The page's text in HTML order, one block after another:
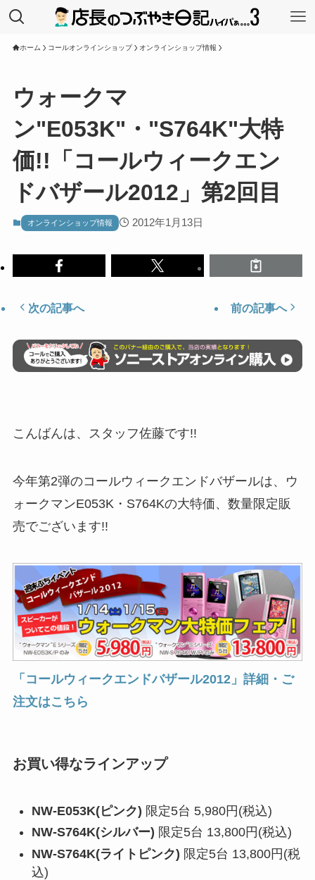
ホーム コールオンラインショップ オンラインショップ情報
ウォークマ
ン"E053K"・"S764K"大特
価!!「コールウィークエン
ドバザール2012」第2回目
オンラインショップ情報 2012年1月13日
次の記事へ 前の記事へ
こんばんは、スタッフ佐藤です!!
今年第2弾のコールウィークエンドバザールは、ウ
ォークマンE053K・S764Kの大特価、数量限定販
売でございます!!
「コールウィークエンドバザール2012」詳細・ご
注文はこちら
お買い得なラインアップ
NW-E053K(ピンク) 限定5台 5,980円(税込)
NW-S764K(シルバー) 限定5台 13,800円(税込)
NW-S764K(ライトピンク) 限定5台 13,800円(税
込)